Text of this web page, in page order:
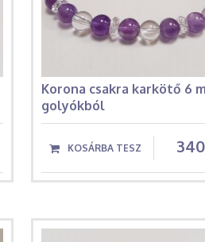
Korona csakra karkötő 6
golyókból